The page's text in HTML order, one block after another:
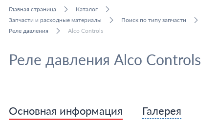
Главная страница
Каталог
Запчасти и расходные материалы
Поиск по типу запчасти
Реле давления
Alco Controls
Реле давления Alco Controls
Основная информация Галерея